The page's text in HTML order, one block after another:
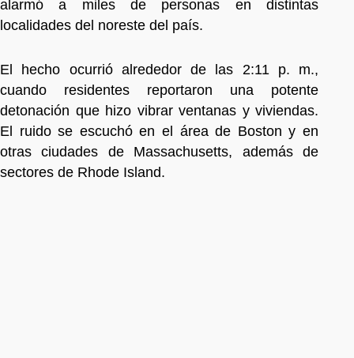
alarmó a miles de personas en distintas
localidades del noreste del país.
El hecho ocurrió alrededor de las 2:11 p. m.,
cuando residentes reportaron una potente
detonación que hizo vibrar ventanas y viviendas.
El ruido se escuchó en el área de Boston y en
otras ciudades de Massachusetts, además de
sectores de Rhode Island.